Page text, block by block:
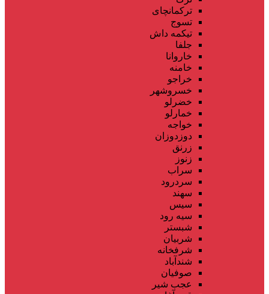
ترکمانچای
تسوج
تیکمه داش
جلفا
خاروانا
خامنه
خراجو
خسروشهر
خضرلو
خمارلو
خواجه
دوزدوزان
زرنق
زنوز
سراب
سردرود
سهند
سیس
سیه رود
شبستر
شربیان
شرفخانه
شندآباد
صوفیان
عجب شیر